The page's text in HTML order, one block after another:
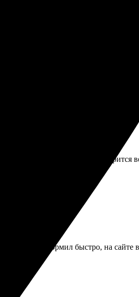
порадовал: яркие цвета, без
объяснили. Фотография смотрится
Заказ оформил быстро, на сайте